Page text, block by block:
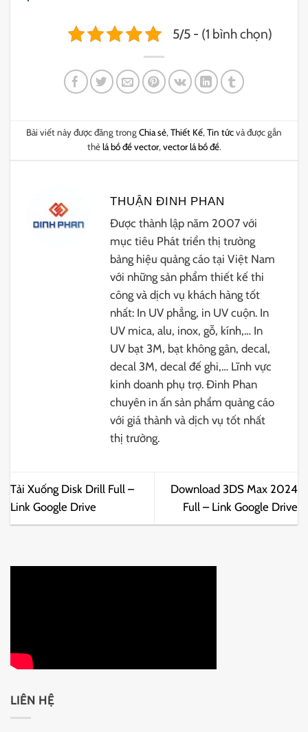
5/5 - (1 bình chọn)
Bài viết này được đăng trongChia sẻ,Thiết Kế,Tin tứcvà được gắn
thẻlá bồ đề vector,vector lá bồ đề.
THUẬN ĐINH PHAN
Được thành lập năm 2007 với
mục tiêu Phát triển thị trường
bảng hiệu quảng cáo tại Việt Nam
với những sản phẩm thiết kế thi
công và dịch vụ khách hàng tốt
nhất: In UV phẳng, in UV cuộn. In
UV mica, alu, inox, gỗ, kính,… In
UV bạt 3M, bạt không gân, decal,
decal 3M, decal đế ghi,… Lĩnh vực
kinh doanh phụ trợ. Đinh Phan
chuyên in ấn sản phẩm quảng cáo
với giá thành và dịch vụ tốt nhất
thị trường.
Tải Xuống Disk Drill Full –
Link Google Drive
Download 3DS Max 2024
Full – Link Google Drive
LIÊN HỆ